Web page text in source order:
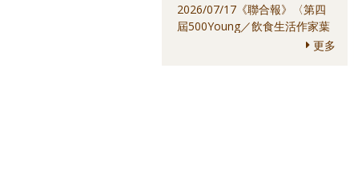
2026/07/17《聯合報》〈第四
屆500Young／飲食生活作家葉
怡蘭：期待年輕料理人打造精彩
更多